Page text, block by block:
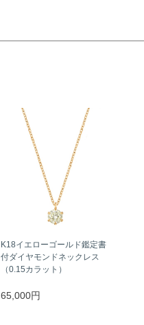
K18イエローゴールド鑑定書
付ダイヤモンドネックレス
（0.15カラット）
65,000円